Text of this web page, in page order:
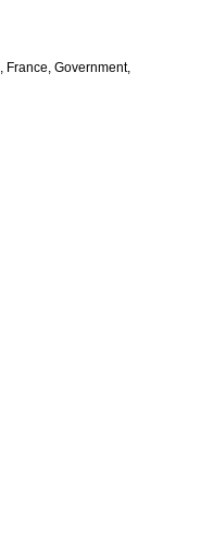
France Government